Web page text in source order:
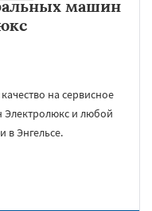
машин
на сервисное
и любой
в Энгельсе.